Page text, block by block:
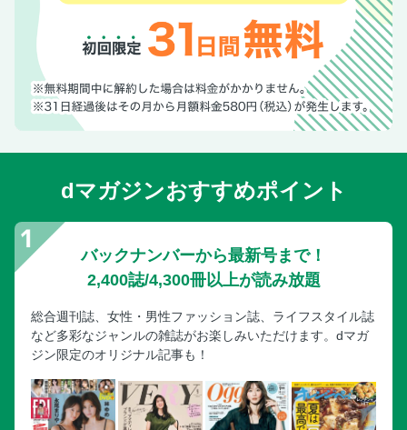
Chieko Tanaka デザイナー、アーティスト
Cyril Rahon バイイングディレクター
服部昌孝 スタイリスト
「人はなぜ集めたくなるのか」考察3
「人はなぜ集めたくなるのか」考察4
藤澤ゆき テキスタイルデザイナー
川上智之 写真家、撮影監督
池田尚輝 スタイリスト
AJ Elias 裁縫師
Raquel Sanchez Montes 流行予測家、スタイリスト
遠藤彩香 スタイリスト
Alice Moireau モデル、女優
dマガジンおすすめポイント
バックナンバーから最新号まで！
2,400誌/4,300冊以上が読み放題
総合週刊誌、女性・男性ファッション誌、ライフスタイル誌
など多彩なジャンルの雑誌がお楽しみいただけます。dマガ
ジン限定のオリジナル記事も！